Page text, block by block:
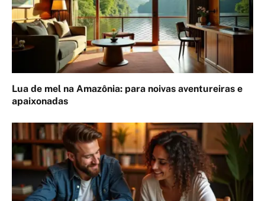
Lua de mel na Amazônia: para noivas aventureiras e
apaixonadas